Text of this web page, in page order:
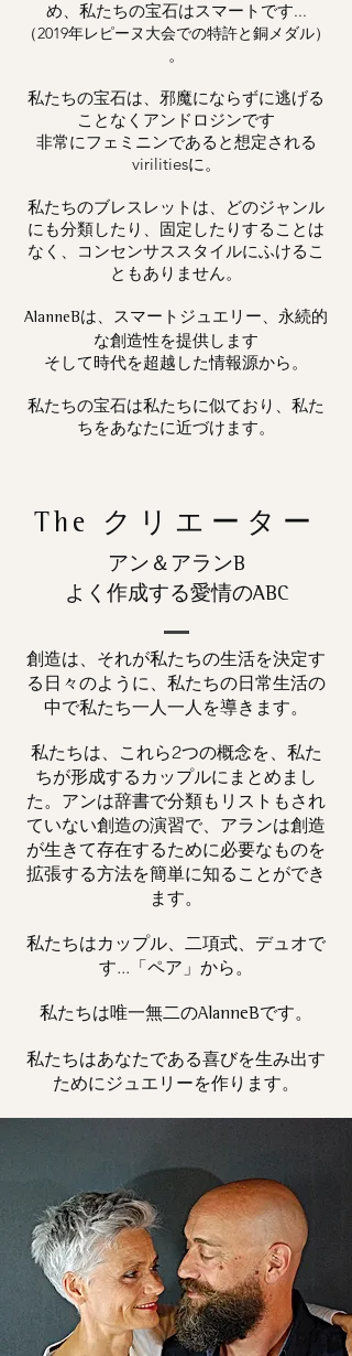
め、私たちの宝石はスマートです...
（2019年レピーヌ大会での特許と銅メダル）
。
私たちの宝石は、邪魔にならずに逃げる
ことなくアンドロジンです
非常にフェミニンであると想定される
virilitiesに。
私たちのブレスレットは、どのジャンル
にも分類したり、固定したりすることは
なく、コンセンサススタイルにふけるこ
ともありません。
AlanneBは、スマートジュエリー、永続的
な創造性を提供します
そして時代を超越した情報源から。
私たちの宝石は私たちに似ており、私た
ちをあなたに近づけます。
The クリエーター
アン＆アランB
よく作成する愛情のABC
創造は、それが私たちの生活を決定す
る日々のように、私たちの日常生活の
中で私たち一人一人を導きます。
私たちは、これら2つの概念を、私た
ちが形成するカップルにまとめまし
た。アンは辞書で分類もリストもされ
ていない創造の演習で、アランは創造
が生きて存在するために必要なものを
拡張する方法を簡単に知ることができ
ます。
私たちはカップル、二項式、デュオで
す...「ペア」から。
私たちは唯一無二のAlanneBです。
私たちはあなたである喜びを生み出す
ためにジュエリーを作ります。